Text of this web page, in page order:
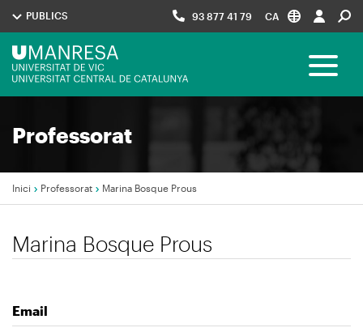
Menú
UManresa
PUBLICS 93 877 41 79 CA
Navegació
Toggle
Professorat
d'Ariadna
Inici Professorat Marina Bosque Prous
Marina Bosque Prous
Email